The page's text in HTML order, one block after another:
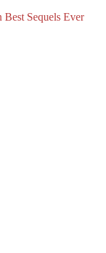
Best Sequels Ever